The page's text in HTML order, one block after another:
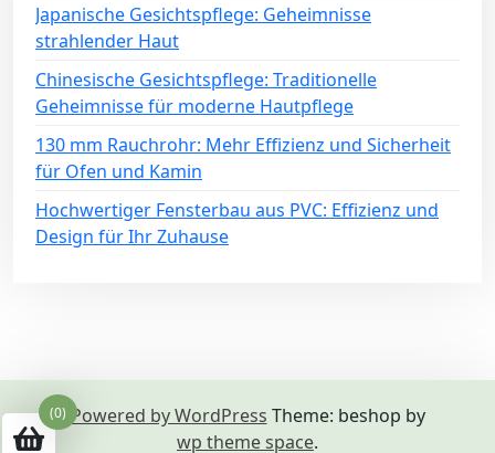
Japanische Gesichtspflege: Geheimnisse
strahlender Haut
Chinesische Gesichtspflege: Traditionelle
Geheimnisse für moderne Hautpflege
130 mm Rauchrohr: Mehr Effizienz und Sicherheit
für Ofen und Kamin
Hochwertiger Fensterbau aus PVC: Effizienz und
Design für Ihr Zuhause
Powered by WordPress Theme: beshop by
wp theme space.
(0)